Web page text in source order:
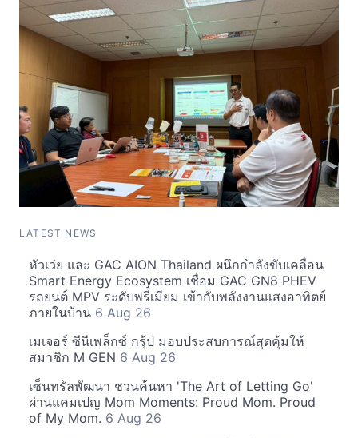
LATEST NEWS
หัวเว่ย และ GAC AION Thailand ผนึกกำลังขับเคลื่อน
Smart Energy Ecosystem เชื่อม GAC GN8 PHEV
รถยนต์ MPV ระดับพรีเมียม เข้ากับพลังงานแสงอาทิตย์
ภายในบ้าน 6 Aug 26
เมเจอร์ ซีนีเพล็กซ์ กรุ้ป มอบประสบการณ์สุดคุ้มให้
สมาชิก M GEN 6 Aug 26
เซ็นทรัลพัฒนา ชวนค้นหา 'The Art of Letting Go'
ผ่านแคมเปญ Mom Moments: Proud Mom. Proud
of My Mom. 6 Aug 26